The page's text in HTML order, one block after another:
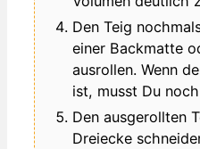
Den Teig
einer Backmatte
ausrollen. Wenn
ist, musst Du
Den ausgerollten
Dreiecke